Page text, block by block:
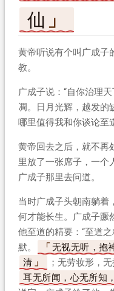
仙
黄帝听说有个叫广成子
教。
广成子说：“自你治理
凋。日月光辉，越发的
哪里值得我和你谈论至
黄帝回去之后，就不再
里放了一张席子，一个
广成子那里去问道。
当时广成子头朝南躺着
何才能长生。广成子蹶
他至道的精要：“至道
默。
无视无听，抱
清
；无劳妆形，
耳无所闻，心无所知